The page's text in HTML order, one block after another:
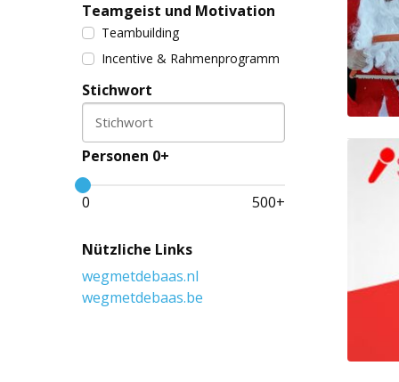
Teamgeist und Motivation
Teambuilding
Incentive & Rahmenprogramm
Stichwort
Stichwort
Personen 0+
0 500+
Nützliche Links
wegmetdebaas.nl
wegmetdebaas.be